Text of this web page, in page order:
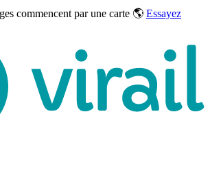
commencent par une carte 🌎 Essayez